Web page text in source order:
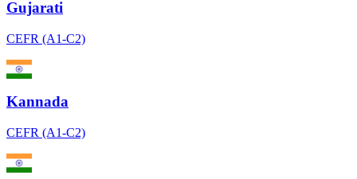
Gujarati
CEFR (A1-C2)
Kannada
CEFR (A1-C2)